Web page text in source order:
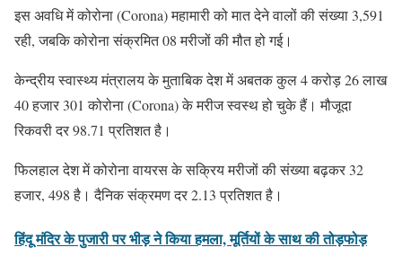
इस अवधि में कोरोना (Corona) महामारी को मात देने वालों की संख्या 3,591
रही, जबकि कोरोना संक्रमित 08 मरीजों की मौत हो गई।
केन्द्रीय स्वास्थ्य मंत्रालय के मुताबिक देश में अबतक कुल 4 करोड़ 26 लाख
40 हजार 301 कोरोना (Corona) के मरीज स्वस्थ हो चुके हैं। मौजूदा
रिकवरी दर 98.71 प्रतिशत है।
फिलहाल देश में कोरोना वायरस के सक्रिय मरीजों की संख्या बढ़कर 32
हजार, 498 है। दैनिक संक्रमण दर 2.13 प्रतिशत है।
हिंदू मंदिर के पुजारी पर भीड़ ने किया हमला, मूर्तियों के साथ की तोड़फोड़